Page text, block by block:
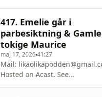
417. Emelie går i
parbesiktning &
tokige Maurice
maj 17, 202641:27
Mail:
Hosted on Acast. See